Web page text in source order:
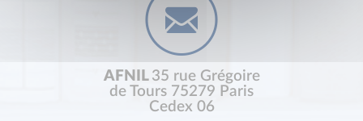
AFNIL 35 rue Grégoire
de Tours 75279 Paris
Cedex 06